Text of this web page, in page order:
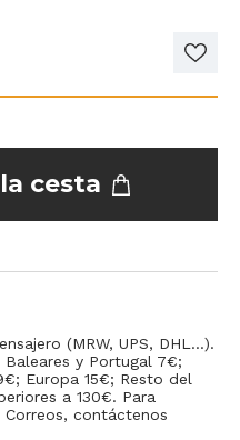
cesta
(MRW, UPS, DHL...).
Baleares y Portugal 7€;
Europa 15€; Resto del
a 130€. Para
contáctenos